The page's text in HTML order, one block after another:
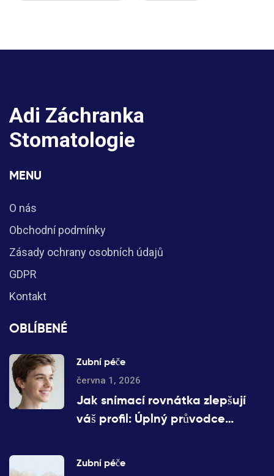
Adi Záchranka
Stomatologie
MENU
O nás
Obchodní podmínky
Zásady ochrany osobních údajů
GDPR
Kontakt
OBLÍBENÉ
Zubní péče
června 1, 2026
Jak snímací rovnátka zlepšují
váš profil: Úplný průvodce
Zubní péče